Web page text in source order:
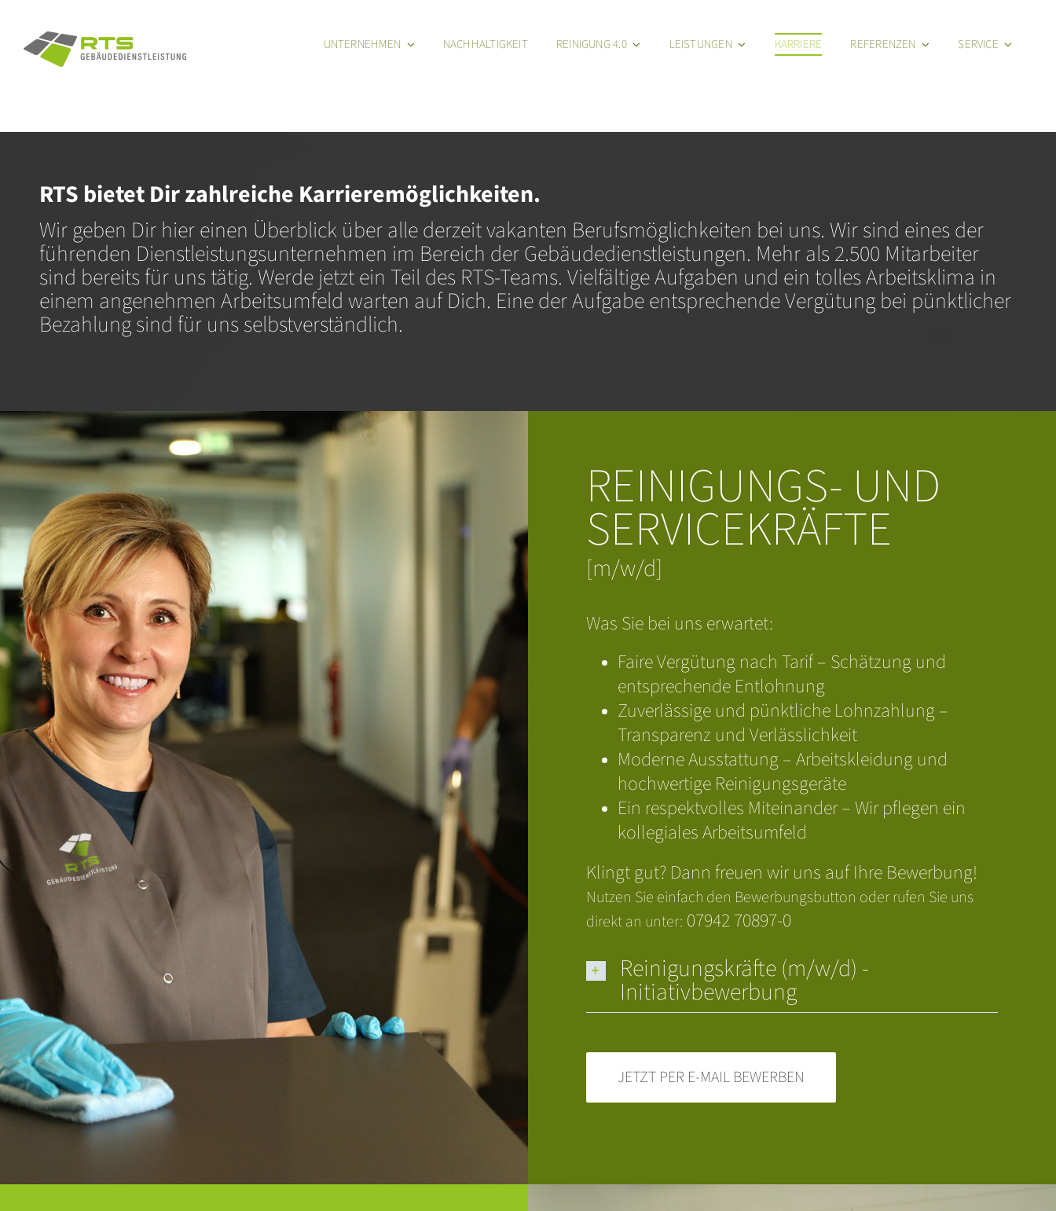
Inhalt
springen
UNTERNEHMEN NACHHALTIGKEIT REINIGUNG 4.0 LEISTUNGEN KARRIERE REFERENZEN SERVICE
RTS bietet Dir zahlreiche Karrieremöglichkeiten.
Wir geben Dir hier einen Überblick über alle derzeit vakanten Berufsmöglichkeiten bei uns. Wir sind eines der
führenden Dienstleistungsunternehmen im Bereich der Gebäudedienstleistungen. Mehr als 2.500 Mitarbeiter
sind bereits für uns tätig. Werde jetzt ein Teil des RTS-Teams. Vielfältige Aufgaben und ein tolles Arbeitsklima in
einem angenehmen Arbeitsumfeld warten auf Dich. Eine der Aufgabe entsprechende Vergütung bei pünktlicher
Bezahlung sind für uns selbstverständlich.
REINIGUNGS- UND
SERVICEKRÄFTE
[m/w/d]
Was Sie bei uns erwartet:
Faire Vergütung nach Tarif– Schätzung und
entsprechende Entlohnung
Zuverlässige und pünktliche Lohnzahlung –
Transparenz und Verlässlichkeit
Moderne Ausstattung – Arbeitskleidung und
hochwertige Reinigungsgeräte
Ein respektvolles Miteinander – Wir pflegen ein
kollegiales Arbeitsumfeld
Klingt gut? Dann freuen wir uns auf Ihre Bewerbung!
Nutzen Sie einfach den Bewerbungsbutton oder rufen Sie uns
direkt an unter: 07942 70897-0
Reinigungskräfte (m/w/d) -
Initiativbewerbung
JETZT PER E-MAIL BEWERBEN